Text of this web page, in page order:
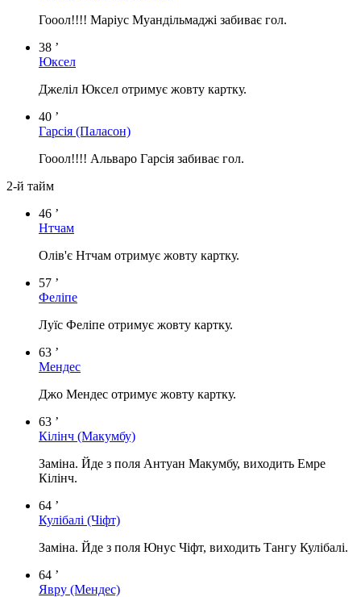
Гооол!!!! Маріус Муандільмаджі забиває гол.
38 ’
Юксел
Джеліл Юксел отримує жовту картку.
40 ’
Гарсія (Паласон)
Гооол!!!! Альваро Гарсія забиває гол.
2-й тайм
46 ’
Нтчам
Олів'є Нтчам отримує жовту картку.
57 ’
Феліпе
Луїс Феліпе отримує жовту картку.
63 ’
Мендес
Джо Мендес отримує жовту картку.
63 ’
Кілінч (Макумбу)
Заміна. Йде з поля Антуан Макумбу, виходить Емре
Кілінч.
64 ’
Кулібалі (Чіфт)
Заміна. Йде з поля Юнус Чіфт, виходить Тангу Кулібалі.
64 ’
Явру (Мендес)